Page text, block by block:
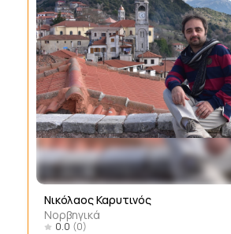
Νικόλαος Καρυτινός
Νορβηγικά
0.0 (0)